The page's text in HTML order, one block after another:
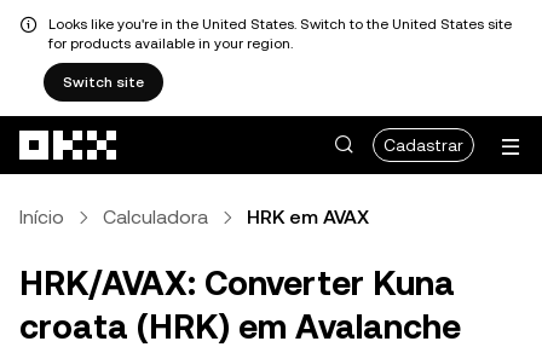
Looks like you're in the United States. Switch to the United States site
for products available in your region.
Switch site
Cadastrar
Início Calculadora HRK em AVAX
HRK/AVAX: Converter Kuna
croata (HRK) em Avalanche